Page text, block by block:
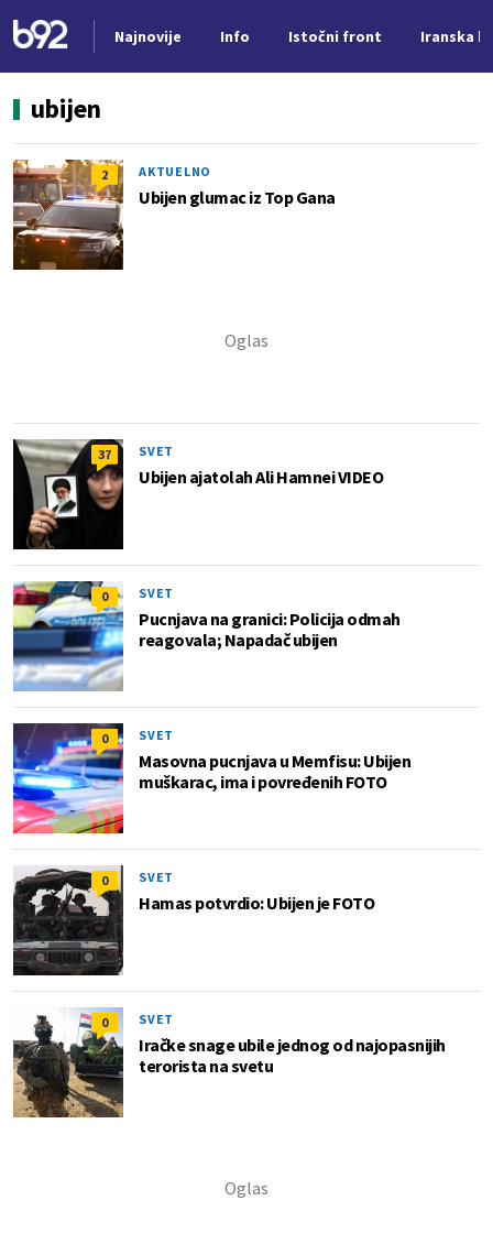
Najnovije Info Istočni front Iranska
ubijen
2 AKTUELNO
Ubijen glumac iz Top Gana
37 SVET
Ubijen ajatolah Ali Hamnei VIDEO
0 SVET
Pucnjava na granici: Policija odmah
reagovala; Napadač ubijen
0 SVET
Masovna pucnjava u Memfisu: Ubijen
muškarac, ima i povređenih FOTO
0 SVET
Hamas potvrdio: Ubijen je FOTO
0 SVET
Iračke snage ubile jednog od najopasnijih
terorista na svetu